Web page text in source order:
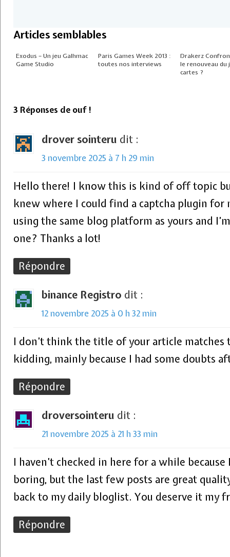
Articles semblables
Exodus – Un jeu Galhmac
Game Studio
Paris Games Week 2013 :
toutes nos interviews
Drakerz
le renouveau du
cartes ?
3 Réponses de ouf !
drover sointeru dit :
3 novembre 2025 à 7 h 29 min
Hello there! I know this is kind of off topic
knew where I could find a captcha plugin for
using the same blog platform as yours and
one? Thanks a lot!
Répondre
binance Registro dit :
12 novembre 2025 à 0 h 32 min
I don’t think the title of your article matches
kidding, mainly because I had some doubts
Répondre
droversointeru dit :
21 novembre 2025 à 21 h 33 min
I haven’t checked in here for a while
boring, but the last few posts are great
back to my daily bloglist. You deserve it my
Répondre